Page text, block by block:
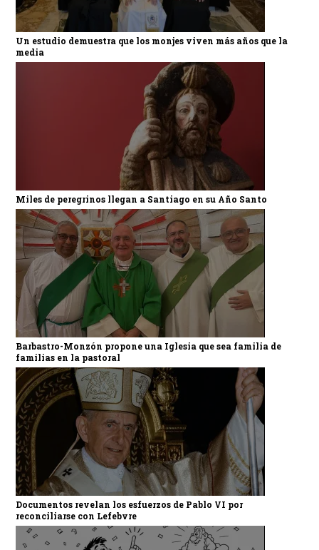
Un estudio demuestra que los monjes viven más años que la
media
Miles de peregrinos llegan a Santiago en su Año Santo
Barbastro-Monzón propone una Iglesia que sea familia de
familias en la pastoral
Documentos revelan los esfuerzos de Pablo VI por
reconciliarse con Lefebvre